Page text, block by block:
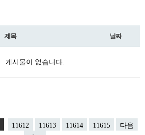
제목 날짜
게시물이 없습니다.
11612 11613 11614 11615
다음